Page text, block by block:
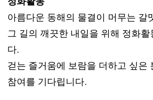
아름다운 동해의 물결이 머무는 갈
그 길의 깨끗한 내일을 위해 정화활
다.
걷는 즐거움에 보람을 더하고 싶은
참여를 기다립니다.